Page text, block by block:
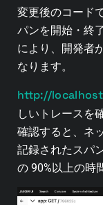
変更後のコード
パンを開始・終
により、開発者
なります。
http://
しいトレースを
確認すると、ネ
記録されたスパ
の 90%以上の時